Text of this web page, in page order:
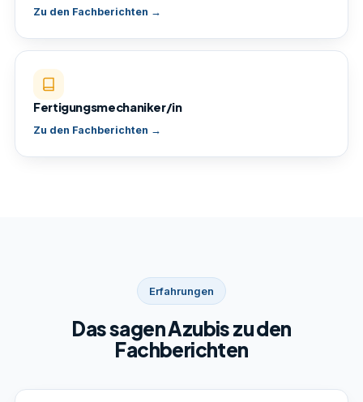
Zu den Fachberichten →
Fertigungsmechaniker/in
Zu den Fachberichten →
Erfahrungen
Das sagen Azubis zu den
Fachberichten